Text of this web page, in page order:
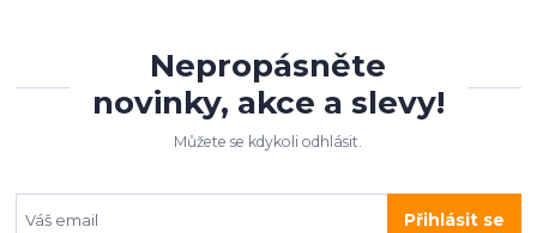
Nepropásněte
novinky, akce a slevy!
Můžete se kdykoli odhlásit.
Přihlásit se